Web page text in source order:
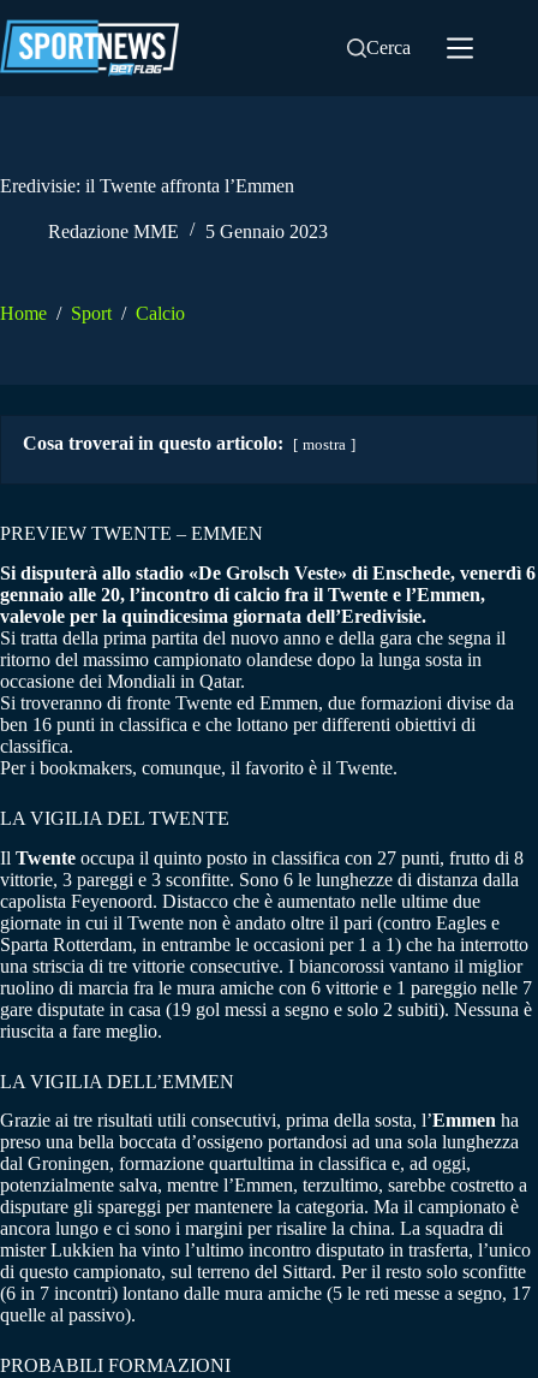
al
contenuto
Cerca
Eredivisie: il Twente affronta l’Emmen
Redazione MME 5 Gennaio 2023
Home / Sport / Calcio
Cosa troverai in questo articolo: mostra
PREVIEW TWENTE – EMMEN
Si disputerà allo stadio «De Grolsch Veste» di Enschede, venerdì 6
gennaio alle 20, l’incontro di calcio fra il Twente e l’Emmen,
valevole per la quindicesima giornata dell’Eredivisie.
Si tratta della prima partita del nuovo anno e della gara che segna il
ritorno del massimo campionato olandese dopo la lunga sosta in
occasione dei Mondiali in Qatar.
Si troveranno di fronte Twente ed Emmen, due formazioni divise da
ben 16 punti in classifica e che lottano per differenti obiettivi di
classifica.
Per i bookmakers, comunque, il favorito è il Twente.
LA VIGILIA DEL TWENTE
Il Twente occupa il quinto posto in classifica con 27 punti, frutto di 8
vittorie, 3 pareggi e 3 sconfitte. Sono 6 le lunghezze di distanza dalla
capolista Feyenoord. Distacco che è aumentato nelle ultime due
giornate in cui il Twente non è andato oltre il pari (contro Eagles e
Sparta Rotterdam, in entrambe le occasioni per 1 a 1) che ha interrotto
una striscia di tre vittorie consecutive. I biancorossi vantano il miglior
ruolino di marcia fra le mura amiche con 6 vittorie e 1 pareggio nelle 7
gare disputate in casa (19 gol messi a segno e solo 2 subiti). Nessuna è
riuscita a fare meglio.
LA VIGILIA DELL’EMMEN
Grazie ai tre risultati utili consecutivi, prima della sosta, l’Emmen ha
preso una bella boccata d’ossigeno portandosi ad una sola lunghezza
dal Groningen, formazione quartultima in classifica e, ad oggi,
potenzialmente salva, mentre l’Emmen, terzultimo, sarebbe costretto a
disputare gli spareggi per mantenere la categoria. Ma il campionato è
ancora lungo e ci sono i margini per risalire la china. La squadra di
mister Lukkien ha vinto l’ultimo incontro disputato in trasferta, l’unico
di questo campionato, sul terreno del Sittard. Per il resto solo sconfitte
(6 in 7 incontri) lontano dalle mura amiche (5 le reti messe a segno, 17
quelle al passivo).
PROBABILI FORMAZIONI